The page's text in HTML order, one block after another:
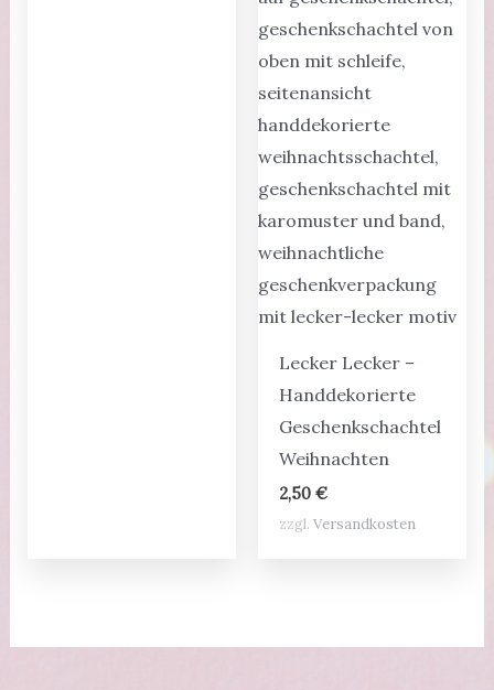
Lecker Lecker –
Handdekorierte
Geschenkschachtel
Weihnachten
2,50€
zzgl.Versandkosten